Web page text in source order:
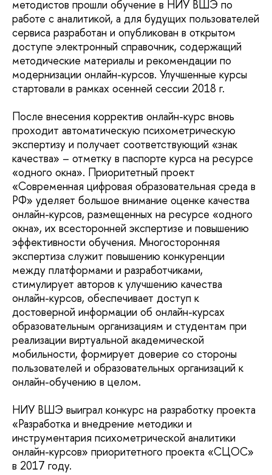
методистов прошли обучение в НИУ ВШЭ по
работе с аналитикой, а для будущих пользователей
сервиса разработан и опубликован в открытом
доступе электронный справочник, содержащий
методические материалы и рекомендации по
модернизации онлайн-курсов. Улучшенные курсы
стартовали в рамках осенней сессии 2018 г.
После внесения корректив онлайн-курс вновь
проходит автоматическую психометрическую
экспертизу и получает соответствующий «знак
качества» – отметку в паспорте курса на ресурсе
«одного окна». Приоритетный проект
«Современная цифровая образовательная среда в
РФ» уделяет большое внимание оценке качества
онлайн-курсов, размещенных на ресурсе «одного
окна», их всесторонней экспертизе и повышению
эффективности обучения. Многосторонняя
экспертиза служит повышению конкуренции
между платформами и разработчиками,
стимулирует авторов к улучшению качества
онлайн-курсов, обеспечивает доступ к
достоверной информации об онлайн-курсах
образовательным организациям и студентам при
реализации виртуальной академической
мобильности, формирует доверие со стороны
пользователей и образовательных организаций к
онлайн-обучению в целом.
НИУ ВШЭ выиграл конкурс на разработку проекта
«Разработка и внедрение методики и
инструментария психометрической аналитики
онлайн-курсов» приоритетного проекта «СЦОС»
в 2017 году.